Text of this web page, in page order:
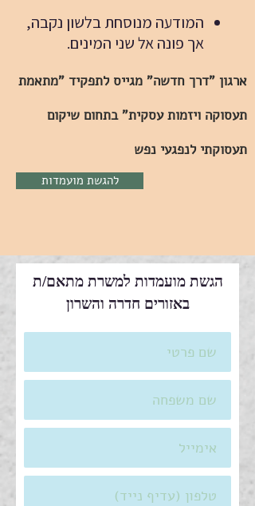
המודעה מנוסחת בלשון נקבה,
אך פונה אל שני המינים.
ארגון "דרך חדשה" מגייס לתפקיד "מתאמת
תעסוקה ויזמות עסקית"בתחום שיקום
תעסוקתי לנפגעי נפש
להגשת מועמדות
הגשת מועמדות למשרת מתאם/ת
באזורים חדרה והשרון